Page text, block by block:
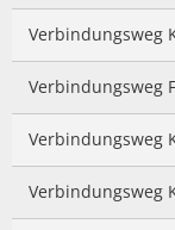
Verbindungsweg
Verbindungsweg
Verbindungsweg
Verbindungsweg